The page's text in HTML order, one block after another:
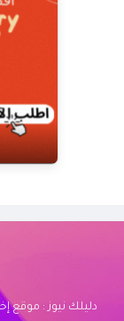
دليلك نيوز : موقع